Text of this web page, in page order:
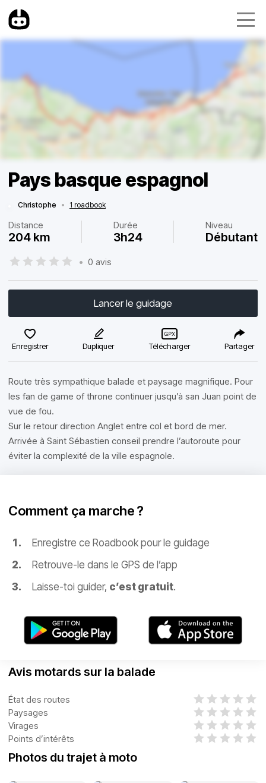
Pays basque espagnol
Christophe • 1 roadbook
Distance
204 km
Durée
3h24
Niveau
Débutant
• 0 avis
Lancer le guidage
Enregistrer Dupliquer Télécharger Partager
Route très sympathique balade et paysage magnifique. Pour
les fan de game of throne continuer jusqu’à san Juan point de
vue de fou.
Sur le retour direction Anglet entre col et bord de mer.
Arrivée à Saint Sébastien conseil prendre l’autoroute pour
éviter la complexité de la ville espagnole.
Comment ça marche ?
Enregistre ce Roadbook pour le guidage
Retrouve-le dans le GPS de l’app
Laisse-toi guider, c’est gratuit.
Avis motards sur la balade
État des routes
Paysages
Virages
Points d’intérêts
Photos du trajet à moto